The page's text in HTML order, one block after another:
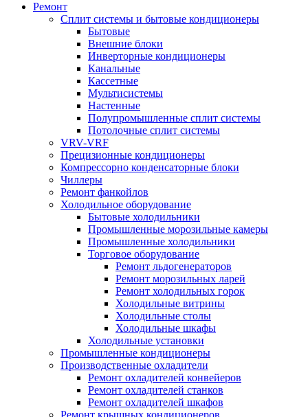
Ремонт
Сплит системы и бытовые кондиционеры
Бытовые
Внешние блоки
Инверторные кондиционеры
Канальные
Кассетные
Мультисистемы
Настенные
Полупромышленные сплит системы
Потолочные сплит системы
VRV-VRF
Прецизионные кондиционеры
Компрессорно конденсаторные блоки
Чиллеры
Ремонт фанкойлов
Холодильное оборудование
Бытовые холодильники
Промышленные морозильные камеры
Промышленные холодильники
Торговое оборудование
Ремонт льдогенераторов
Ремонт морозильных ларей
Ремонт холодильных горок
Холодильные витрины
Холодильные столы
Холодильные шкафы
Холодильные установки
Промышленные кондиционеры
Производственные охладители
Ремонт охладителей конвейеров
Ремонт охладителей станков
Ремонт охладителей шкафов
Ремонт крышных кондиционеров